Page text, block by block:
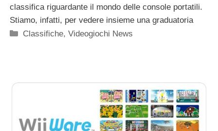
classifica riguardante il mondo delle console portatili.
Stiamo, infatti, per vedere insieme una graduatoria
Categorie
Classifiche,Videogiochi News